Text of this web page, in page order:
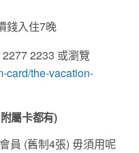
錢入住7晚
2233 或瀏覽
card/the-vacation-
屬卡都有)
員 (舊制4張) 毋須用呢